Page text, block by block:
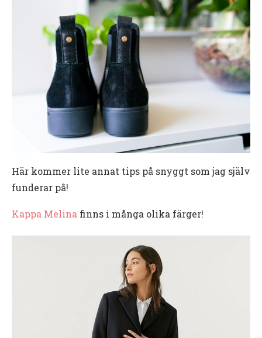
Här kommer lite annat tips på snyggt som jag själv
funderar på!
Kappa Melina finns i många olika färger!